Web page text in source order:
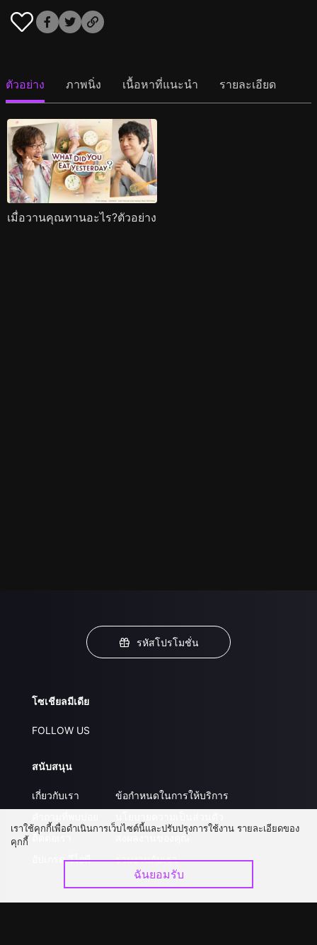
ตัวอย่าง ภาพนิ่ง เนื้อหาที่แนะนำ รายละเอียด
เมื่อวานคุณทานอะไร?ตัวอย่าง
รหัสโปรโมชั่น
โซเชียลมีเดีย
FOLLOW US
สนับสนุน
เกี่ยวกับเรา
ติดต่อเรา
อัปเกรด วีไอพี
ข้อกำหนดในการให้บริการ
ส่งผลงานของคุณ
ร่วมงานกับเรา
เราใช้คุกกี้เพื่อดำเนินการเว็บไซต์นี้และปรับปรุงการใช้งาน รายละเอียดของ
คุกกี้
ฉันยอมรับ